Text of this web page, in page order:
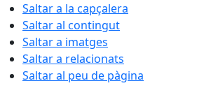
Saltar a la capçalera
Saltar al contingut
Saltar a imatges
Saltar a relacionats
Saltar al peu de pàgina